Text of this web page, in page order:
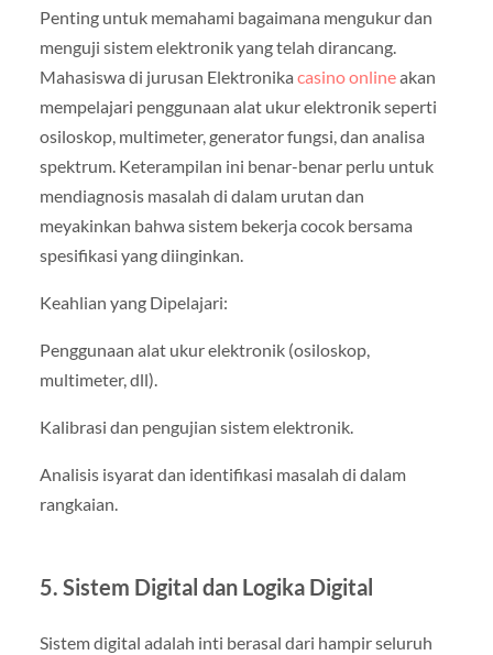
Penting untuk memahami bagaimana mengukur dan
menguji sistem elektronik yang telah dirancang.
Mahasiswa di jurusan Elektronika casino onlineakan
mempelajari penggunaan alat ukur elektronik seperti
osiloskop, multimeter, generator fungsi, dan analisa
spektrum. Keterampilan ini benar-benar perlu untuk
mendiagnosis masalah di dalam urutan dan
meyakinkan bahwa sistem bekerja cocok bersama
spesifikasi yang diinginkan.
Keahlian yang Dipelajari:
Penggunaan alat ukur elektronik (osiloskop,
multimeter, dll).
Kalibrasi dan pengujian sistem elektronik.
Analisis isyarat dan identifikasi masalah di dalam
rangkaian.
5. Sistem Digital dan Logika Digital
Sistem digital adalah inti berasal dari hampir seluruh